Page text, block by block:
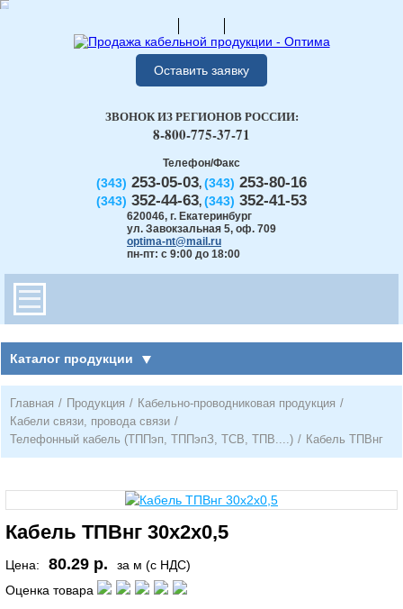
Оставить заявку
Телефон/Факс
(343) 253-05-03, (343) 253-80-16
(343) 352-44-63, (343) 352-41-53
620046, г. Екатеринбург
ул. Завокзальная 5, оф. 709
optima-nt@mail.ru
пн-пт: с 9:00 до 18:00
ЗВОНОК ИЗ РЕГИОНОВ РОССИИ:
8-800-775-37-71
Каталог продукции
Главная / Продукция / Кабельно-проводниковая продукция /
Кабели связи, провода связи /
Телефонный кабель (ТППэп, ТППэпЗ, ТСВ, ТПВ....) / Кабель ТПВнг
Кабель ТПВнг 30х2х0,5
Цена: 80.29 р.
за м (с НДС)
Оценка товара